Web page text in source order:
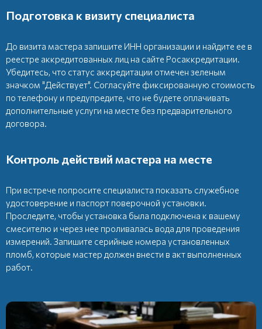
Подготовка к визиту специалиста
До визита мастера запишите ИНН организации и найдите ее в
реестре аккредитованных лиц на сайте Росаккредитации.
Убедитесь, что статус аккредитации отмечен зеленым
значком "Действует". Согласуйте фиксированную стоимость
по телефону и предупредите, что не будете оплачивать
дополнительные услуги на месте без предварительного
договора.
Контроль действий мастера на месте
При встрече попросите специалиста показать служебное
удостоверение и паспорт поверочной установки.
Проследите, чтобы установка была подключена к вашему
смесителю и через нее проливалась вода для проведения
измерений. Запишите серийные номера установленных
пломб, которые мастер должен внести в акт выполненных
работ.